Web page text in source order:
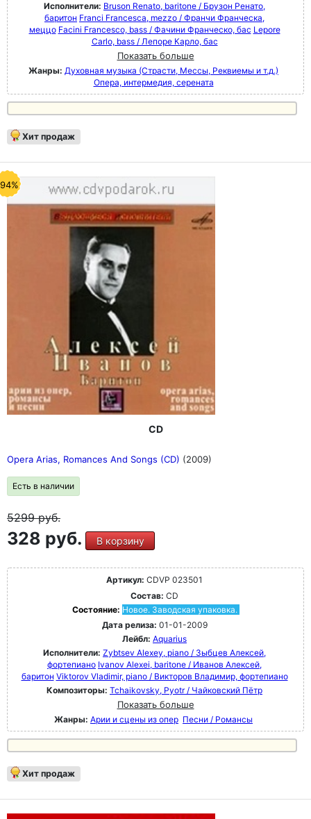
Исполнители: Bruson Renato, baritone / Брузон Ренато,
баритон Franci Francesca, mezzo / Франчи Франческа,
меццо Facini Francesco, bass / Фачини Франческо, бас Lepore
Carlo, bass / Лепоре Карло, бас
Показать больше
Жанры: Духовная музыка (Страсти, Мессы, Реквиемы и т.д.)
Опера, интермедия, серената
Хит продаж
CD
Opera Arias, Romances And Songs (CD) (2009)
Есть в наличии
5299руб.
328 руб. В корзину
Артикул: CDVP 023501
Состав: CD
Состояние: Новое. Заводская упаковка.
Дата релиза: 01-01-2009
Лейбл: Aquarius
Исполнители: Zybtsev Alexey, piano / Зыбцев Алексей,
фортепиано Ivanov Alexei, baritone / Иванов Алексей,
баритон Viktorov Vladimir, piano / Викторов Владимир, фортепиано
Композиторы: Tchaikovsky, Pyotr / Чайковский Пётр
Показать больше
Жанры: Арии и сцены из опер Песни / Романсы
Хит продаж